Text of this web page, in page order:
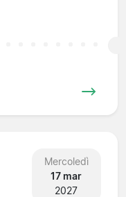
Mercoledì
17 mar
2027